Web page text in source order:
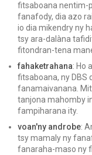
fitsaboana nentim-
fanafody, dia azo
io dia mikendry ny
tsy ara-dalàna
fitondran-tena
fahaketrahana: Ho
fitsaboana, ny DBS
fanamaivanana.
tanjona mahomby
fampiharana ity.
voan'ny androbe:
tsy mamaly ny
fanaraha-maso ny